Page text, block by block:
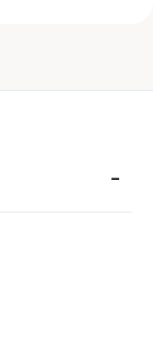
-